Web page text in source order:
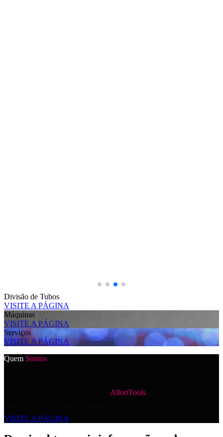
Divisão de Tubos
VISITE A PÁGINA
Máquinas
VISITE A PÁGINA
Serviços
VISITE A PÁGINA
Quem Somos
AlloriTools
VISITE A PÁGINA